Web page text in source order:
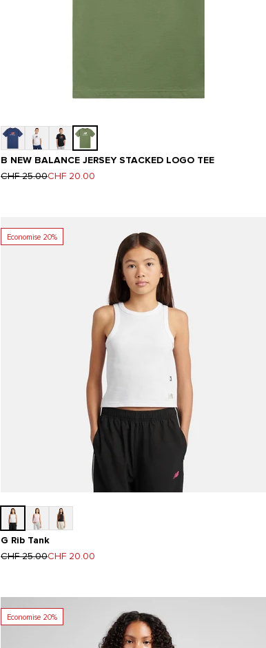
B NEW BALANCE JERSEY STACKED LOGO TEE
Prix normal
CHF 25.00Prix de vente
CHF 20.00
Economise 20%
G Rib Tank
Prix normal
CHF 25.00Prix de vente
CHF 20.00
Economise 20%